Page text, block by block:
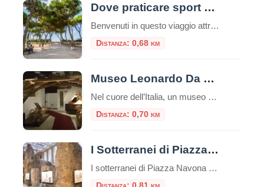
Dove praticare sport a Roma: consigli utili e attività da svolgere nella capitale
Benvenuti in questo viaggio attraverso le migliori opportunità per praticare sport nella vivace e storica città di Roma. La Capitale italiana non è solo un tesoro di arte, cultura e gastronomia, ma offre anche numerose possibilità per mantenere uno stile di vita attivo e sano, oltre che ecologico. Che siate residenti o turisti, appassionati di sport all’aria aperta o alla […]
Distanza: 0,68 km
Museo Leonardo Da Vinci Experience
Nel cuore dell’Italia, un museo straordinario invita i visitatori a intraprendere un viaggio affascinante attraverso la mente di uno dei più grandi geni della storia: Leonardo da Vinci. Il Museo Leonardo Da Vinci Experience non è semplicemente un museo tradizionale, ma un’esperienza interattiva che permette di toccare con mano l’eredità del maestro del Rinascimento. Un […]
Distanza: 0,70 km
I Sotterranei di Piazza Navona
I sotterranei di Piazza Navona sono un complesso di ambienti sotterranei situati sotto la famosa Piazza Navona di Roma, in Italia. Questi sotterranei sono noti come “Stadio di Domiziano” e rappresentano uno dei siti archeologici più importanti della città. Piazza Navona, la più bella piazza barocca di Roma, occupa la pista dell’antico “Stadio di Domiziano”, […]